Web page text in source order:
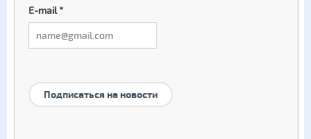
E-mail*
Подписаться на новости